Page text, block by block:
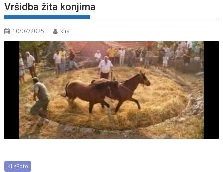
Vršidba žita konjima
10/07/2025 klis
KlisFoto